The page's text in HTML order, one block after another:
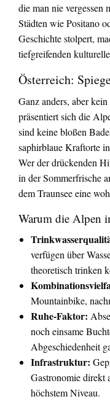
die man nie vergessen
Städten wie Positano
Geschichte stolpert,
tiefgreifenden
Österreich:
Ganz anders, aber
präsentiert sich die
sind keine bloßen
saphirblaue Kraftorte
Wer der drückenden
in der Sommerfrische
dem Traunsee eine
Warum die Alpen
verfügen über
theoretisch trinken
Mountainbike,
Ruhe-Faktor:
noch einsame
Abgeschiedenheit
Infrastruktur:
Gastronomie direkt
höchstem Niveau.